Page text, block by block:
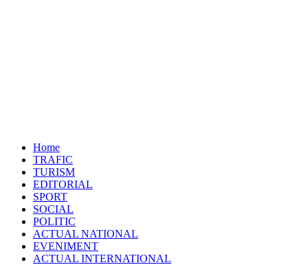
Home
TRAFIC
TURISM
EDITORIAL
SPORT
SOCIAL
POLITIC
ACTUAL NATIONAL
EVENIMENT
ACTUAL INTERNATIONAL